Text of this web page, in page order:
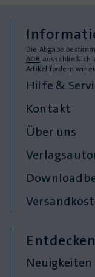
Die Abgabe
AGB ausschließlich
Artikel fordern wir
Hilfe &
Kontakt
Über uns
Entdecken
Neuigkeiten